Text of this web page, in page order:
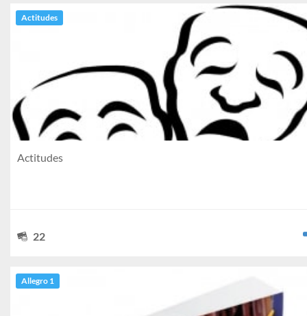
Actitudes
Actitudes
22
Allegro 1